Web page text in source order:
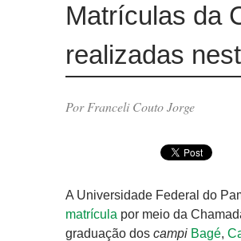
Matrículas da
realizadas
Por Franceli Couto Jorge
A Universidade Federal do
matrícula por meio da
graduação dos campi Bagé,